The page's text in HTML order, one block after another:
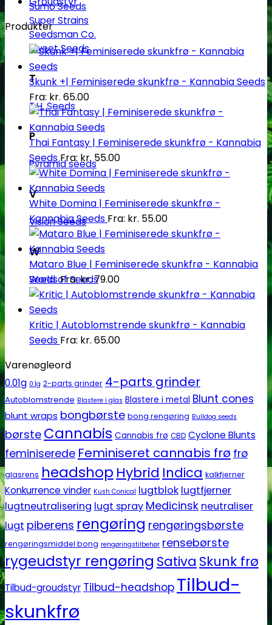
Sumo Seeds
Super Strains
Seedsman Co.
Sweet Seeds
T
T.H. Seeds
P
Pyramid seeds
V
Vision Seeds
W
World of Seeds
Produkter
Skunk +| Feminiserede skunkfrø - Kannabia Seeds
Fra: kr. 65.00
Thai Fantasy | Feminiserede skunkfrø - Kannabia
Seeds Fra: kr. 55.00
White Domina | Feminiserede skunkfrø -
Kannabia Seeds Fra: kr. 55.00
Mataro Blue | Feminiserede skunkfrø - Kannabia
SeedsFra:kr.79.00
Kritic | Autoblomstrende skunkfrø - Kannabia
Seeds Fra: kr. 65.00
Varenøgleord
0.01g 0.1g 2-parts grinder 4-parts grinder
Autoblomstrende Blastere i glas Blastere i metal Blunt cones
blunt wraps bongbørste bong rengøring Bulldog seeds
børste Cannabis Cannabis frø CBD Cyclone Blunts
feminiserede Feminiseret cannabis frø frø
glasrens headshop Hybrid Indica kalkfjerner
Konkurrence vinder Kush Conical lugtblok lugtfjerner
lugtneutralisering lugt spray Medicinsk neutraliser
lugt piberens rengøring rengøringsbørste
rengøringsmiddel bong rengøringstilbehør rensebørste
rygeudstyr rengøring Sativa Skunk frø
Tilbud-groudstyr Tilbud-headshop Tilbud-
skunkfrø